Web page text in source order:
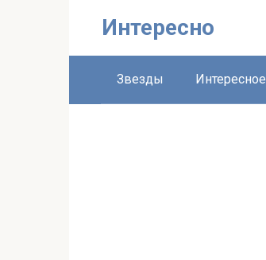
Интересно
Звезды Интересное